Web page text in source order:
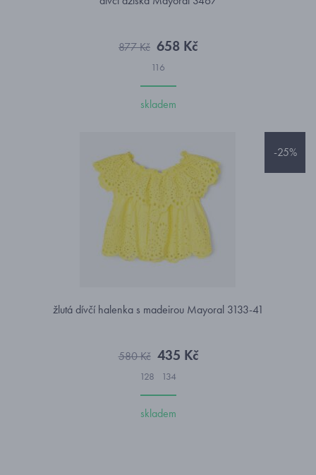
877 Kč 658 Kč
116
skladem
-25%
žlutá dívčí halenka s madeirou Mayoral 3133-41
580 Kč 435 Kč
128 134
skladem